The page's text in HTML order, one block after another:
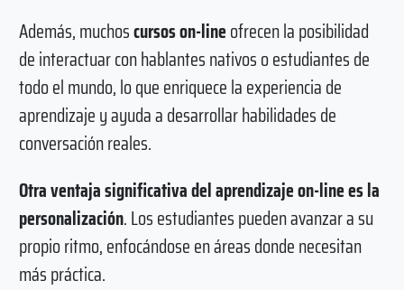
Además, muchoscursos on-lineofrecen la posibilidad
de interactuar con hablantes nativos o estudiantes de
todo el mundo, lo que enriquece la experiencia de
aprendizaje y ayuda a desarrollar habilidades de
conversación reales.
Otra ventaja significativa del aprendizaje on-line es la
personalización. Los estudiantes pueden avanzar a su
propio ritmo, enfocándose en áreas donde necesitan
más práctica.